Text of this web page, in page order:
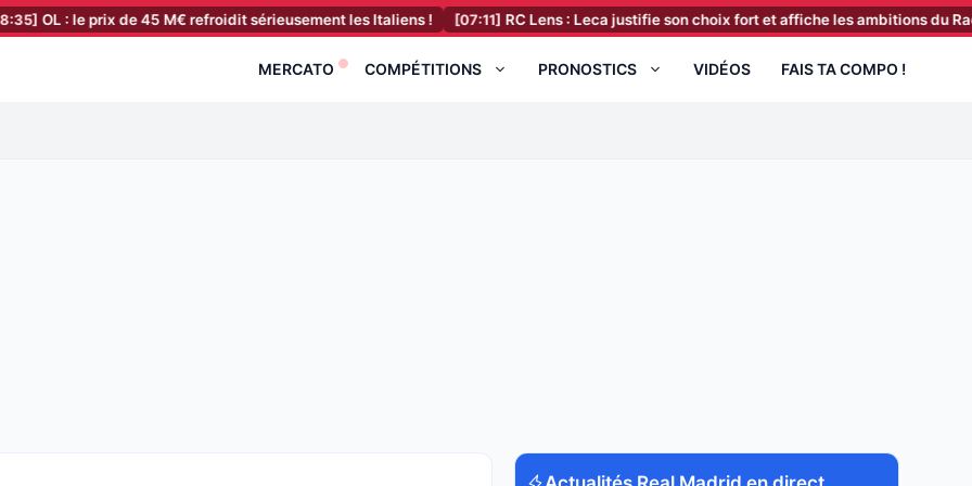
: le prix de 45 M€ refroidit sérieusement les Italiens ! [07:11] RC Lens : Leca justifie son choix fort et affiche les ambitions du Racing
MERCATO COMPÉTITIONS PRONOSTICS VIDÉOS FAIS TA COMPO !